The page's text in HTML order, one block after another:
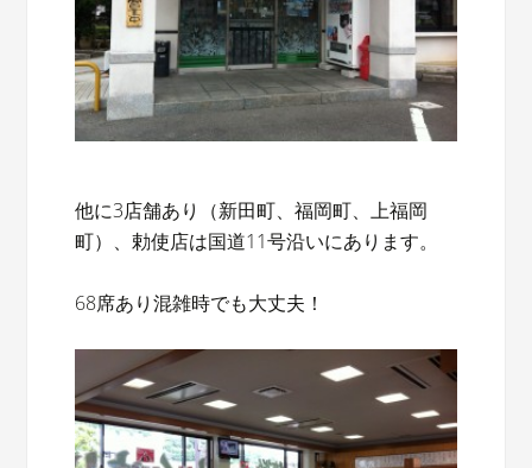
他に3店舗あり（新田町、福岡町、上福岡
町）、勅使店は国道11号沿いにあります。
68席あり混雑時でも大丈夫！